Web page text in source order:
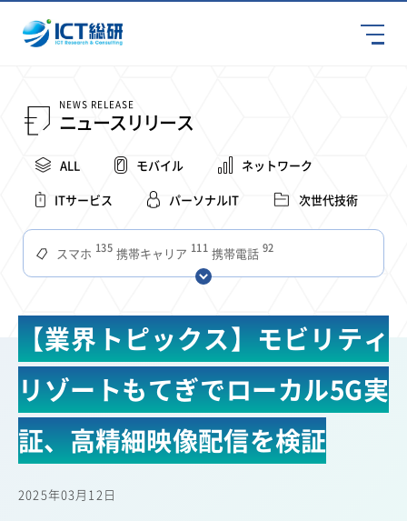
NEWS RELEASE
ニュースリリース
ALL モバイル
ネットワーク
ITサービス
パーソナルIT 次世代技術
スマホ 135 携帯キャリア 111 携帯電話 92
スマートデバイス 68 通信速度 65 ビジネス 63 4Ｇ 59
アプリ 51 つながりやすさ 51 電波状況 ドコモ 48
タブレット 38 インターネット 36 ビジネスシーン 31
混雑環境 31 MVNO 28 SIM 27 電波 27 全国 24 楽天モバイル 22
22 22 22 21 19
電車 17 料金 16 所有状況 14 動画配信 14 SNS 14
11
【業界トピックス】モビリティ
リゾートもてぎでローカル5G実
証、高精細映像配信を検証
2025年03月12日